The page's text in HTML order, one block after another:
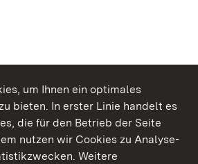
um Ihnen ein optimales
bieten. In erster Linie handelt es
die für den Betrieb der Seite
nutzen wir Cookies zu Analyse-
Weitere
Genießen.